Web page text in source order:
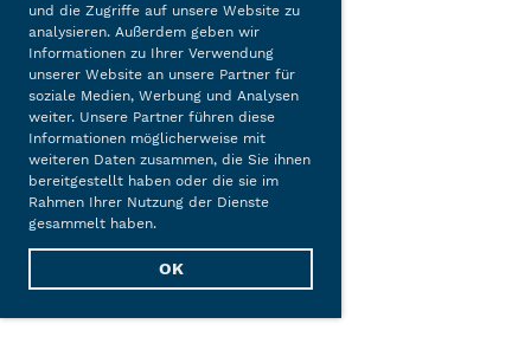
und die Zugriffe auf unsere Website zu
analysieren. Außerdem geben wir
Informationen zu Ihrer Verwendung
unserer Website an unsere Partner für
soziale Medien, Werbung und Analysen
weiter. Unsere Partner führen diese
Informationen möglicherweise mit
weiteren Daten zusammen, die Sie ihnen
bereitgestellt haben oder die sie im
Rahmen Ihrer Nutzung der Dienste
gesammelt haben.
OK